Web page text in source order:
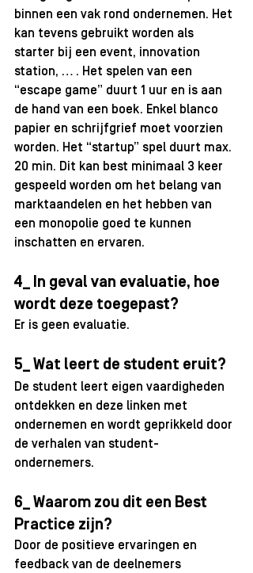
binnen een vak rond ondernemen. Het
kan tevens gebruikt worden als
starter bij een event, innovation
station, … . Het spelen van een
“escape game” duurt 1 uur en is aan
de hand van een boek. Enkel blanco
papier en schrijfgrief moet voorzien
worden. Het “startup” spel duurt max.
20 min. Dit kan best minimaal 3 keer
gespeeld worden om het belang van
marktaandelen en het hebben van
een monopolie goed te kunnen
inschatten en ervaren.
4_ In geval van evaluatie, hoe
wordt deze toegepast?
Er is geen evaluatie.
5_ Wat leert de student eruit?
De student leert eigen vaardigheden
ontdekken en deze linken met
ondernemen en wordt geprikkeld door
de verhalen van student-
ondernemers.
6_ Waarom zou dit een Best
Practice zijn?
Door de positieve ervaringen en
feedback van de deelnemers